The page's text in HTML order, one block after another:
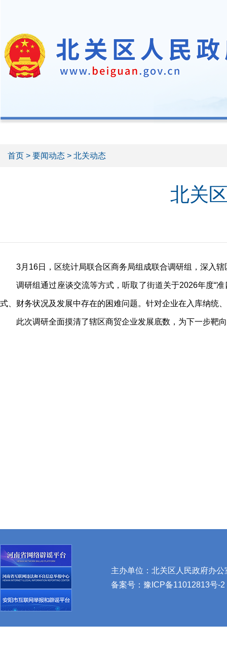
首页 > 要闻动态 > 北关动态
北关
3月16日，区统计局联合区商务局组成联合调研组，深入
调研组通过座谈交流等方式，听取了街道关于2026年度“
式、财务状况及发展中存在的困难问题。针对企业在入库纳统
此次调研全面摸清了辖区商贸企业发展底数，为下一步靶
主办单位：北关区人民政府办
备案号： 豫ICP备11012813号-2